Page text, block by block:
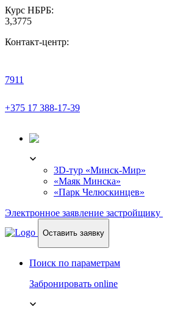
Курс НБРБ:
3,3775
Контакт-центр:
7911
+375 17 388-17-39
3D-тур «Минск-Мир»
«Маяк Минска»
«Парк Челюскинцев»
Электронное заявление застройщику
Оставить заявку
Поиск по параметрам
Забронировать online